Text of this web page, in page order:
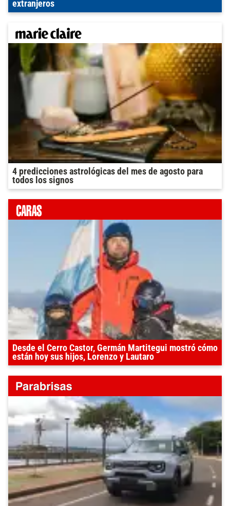
extranjeros
4 predicciones astrológicas del mes de agosto para
todos los signos
Desde el Cerro Castor, Germán Martitegui mostró cómo
están hoy sus hijos, Lorenzo y Lautaro